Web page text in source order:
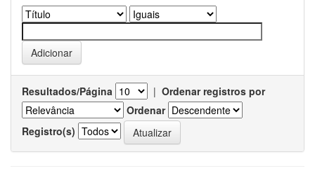
Resultados/Página | Ordenar registros por
Ordenar
Registro(s)